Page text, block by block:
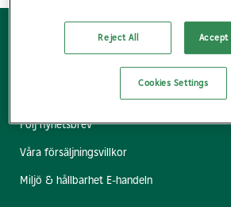
Hitta kontaktpersoner
Hitta bygg- & industrihandel
Följ nyhetsbrev
Våra försäljningsvillkor
Miljö & hållbarhet E-handeln
Reject All Accept
Cookies Settings